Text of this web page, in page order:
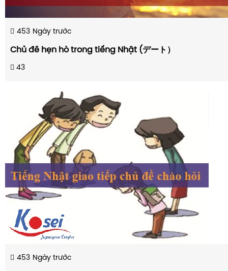
453 Ngày trước
Chủ đề hẹn hò trong tiếng Nhật (デート）
43
453 Ngày trước